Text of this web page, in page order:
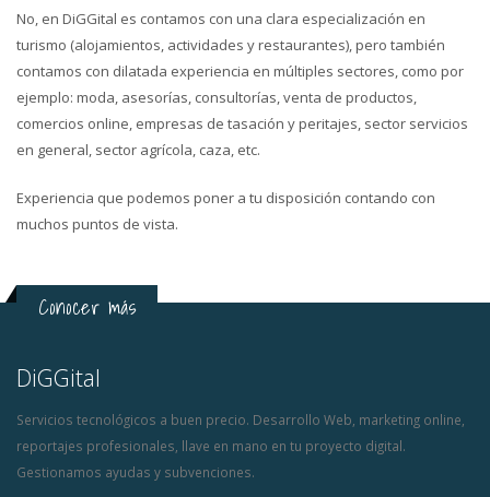
No, en DiGGital es contamos con una clara especialización en
turismo (alojamientos, actividades y restaurantes), pero también
contamos con dilatada experiencia en múltiples sectores, como por
ejemplo: moda, asesorías, consultorías, venta de productos,
comercios online, empresas de tasación y peritajes, sector servicios
en general, sector agrícola, caza, etc.
Experiencia que podemos poner a tu disposición contando con
muchos puntos de vista.
Conocer más
DiGGital
Servicios tecnológicos a buen precio. Desarrollo Web, marketing online,
reportajes profesionales, llave en mano en tu proyecto digital.
Gestionamos ayudas y subvenciones.